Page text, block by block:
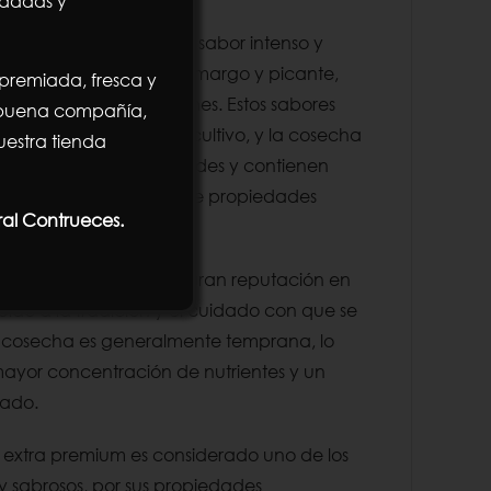
se caracteriza por su sabor intenso y
y un toque amargo y picante,
aceites extra vírgenes. Estos sabores
las condiciones de cultivo, y la cosecha
aún están verdes y contienen
otorga al aceite propiedades
para la salud.
de Jaén tiene una gran reputación en
a la tradición y el cuidado con que se
es generalmente temprana, lo
concentración de nutrientes y un
premium es considerado uno de los
sabrosos, por sus propiedades
fresca y
compañía,
tienda
Contrueces.